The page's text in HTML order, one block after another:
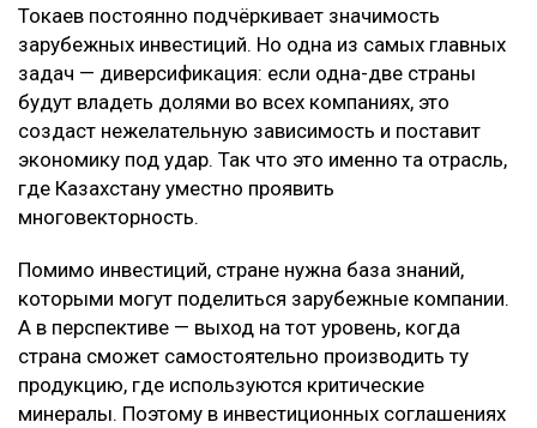
Токаев постоянно подчёркивает значимость
зарубежных инвестиций. Но одна из самых главных
задач — диверсификация: если одна-две страны
будут владеть долями во всех компаниях, это
создаст нежелательную зависимость и поставит
экономику под удар. Так что это именно та отрасль,
где Казахстану уместно проявить
многовекторность.
Помимо инвестиций, стране нужна база знаний,
которыми могут поделиться зарубежные компании.
А в перспективе — выход на тот уровень, когда
страна сможет самостоятельно производить ту
продукцию, где используются критические
минералы. Поэтому в инвестиционных соглашениях